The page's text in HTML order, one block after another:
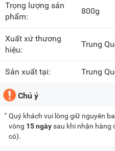
Trọng lượng sản
phẩm:
800g
Xuất xứ thương
hiệu:
Trung
Sản xuất tại: Trung
Chú ý
Quý khách vui lòng giữ nguyên
vòng 15 ngàysau khi nhận hàng
có).